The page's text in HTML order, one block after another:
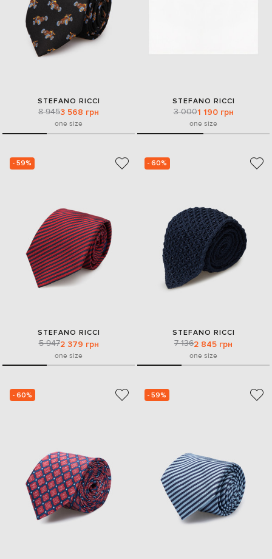
STEFANO RICCI
8 9453 568 грн
one size
STEFANO RICCI
3 0001 190 грн
one size
- 59%
STEFANO RICCI
5 9472 379 грн
one size
- 60%
STEFANO RICCI
7 1362 845 грн
one size
- 60% - 59%